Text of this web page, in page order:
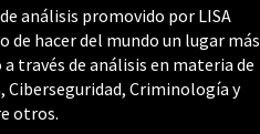
análisis promovido por LISA
hacer del mundo un lugar más
través de análisis en materia de
Criminología y
otros.